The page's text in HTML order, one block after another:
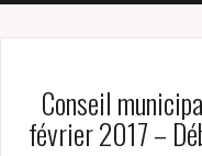
Conseil
février 2017 –